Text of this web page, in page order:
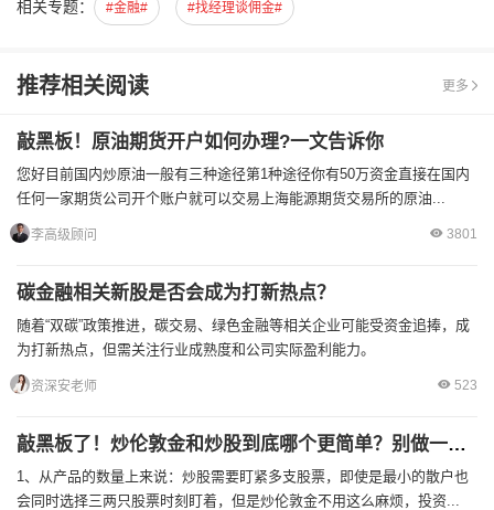
相关专题： #金融# #找经理谈佣金#
推荐相关阅读 更多
敲黑板！原油期货开户如何办理?一文告诉你
您好目前国内炒原油一般有三种途径第1种途径你有50万资金直接在国内
任何一家期货公司开个账户就可以交易上海能源期货交易所的原油...
李高级顾问 3801
碳金融相关新股是否会成为打新热点？
随着“双碳”政策推进，碳交易、绿色金融等相关企业可能受资金追捧，成
为打新热点，但需关注行业成熟度和公司实际盈利能力。
资深安老师 523
敲黑板了！炒伦敦金和炒股到底哪个更简单？别做一锤子买卖！
1、从产品的数量上来说：炒股需要盯紧多支股票，即使是最小的散户也
会同时选择三两只股票时刻盯着，但是炒伦敦金不用这么麻烦，投资...